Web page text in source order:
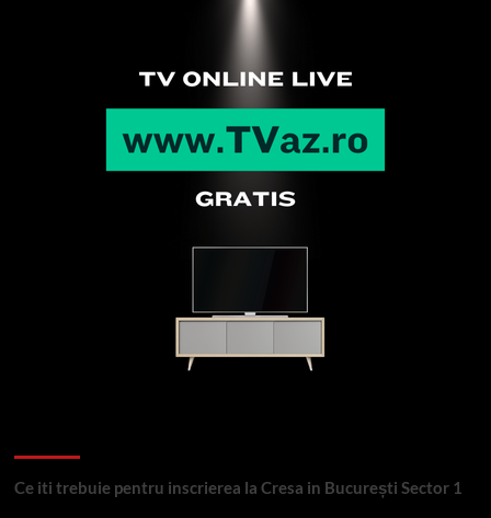
Ce iti trebuie pentru inscrierea la Cresa in București Sector 1